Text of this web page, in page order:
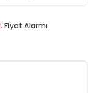
Fiyat Alarmı